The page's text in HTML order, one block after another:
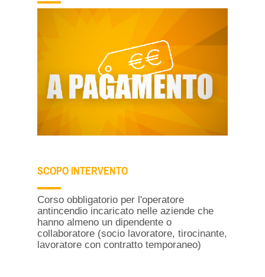
SCOPO INTERVENTO
Corso obbligatorio per l'operatore
antincendio incaricato nelle aziende che
hanno almeno un dipendente o
collaboratore (socio lavoratore, tirocinante,
lavoratore con contratto temporaneo)